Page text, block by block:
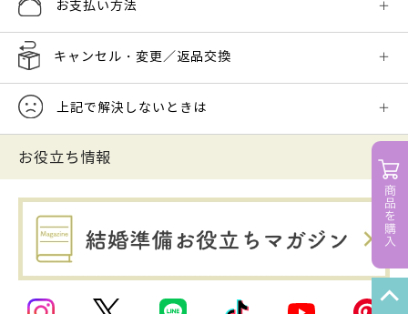
お支払い方法
キャンセル・変更／返品交換
上記で解決しないときは
お役立ち情報